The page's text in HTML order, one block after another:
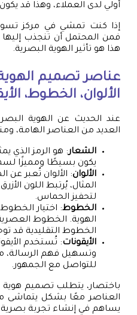
أولي لدى العملاء، وهذا قد
إذا كنت تمشي في مركز
فمن المحتمل أن تنجذب إليها
هذا هو تأثير الهوية البصرية.
عناصر تصميم
الألوان، الخطوط،
عند الحديث عن الهوية
العديد من العناصر الهامة،
الشعار: هو الرمز الذي
يكون بسيطًا ومميزًا
الألوان: الألوان تُعبر
المثال، يُرتبط اللون
لتحفيز الحماس.
الخطوط: اختيار
الهوية. الخطوط
الخطوط التقليدية قد
الأيقونات: تُستخدم
وتسهيل فهم الرسالة،
للتواصل مع الجمهور.
باختصار، يتطلب تصميم
العناصر معًا بشكل يتماشى مع
يساهم في إنشاء تجربة بصرية